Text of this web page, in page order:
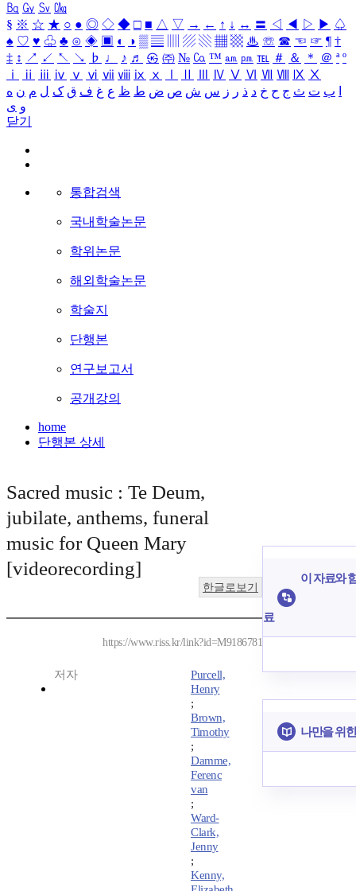
㏃ ㏉ ㏜ ㏆
§ ※ ☆ ★ ○ ● ◎ ◇ ◆ □ ■ △ ▽ → ← ↑ ↓ ↔ 〓 ◁ ◀ ▷ ▶ ♤
♠ ♡ ♥ ♧ ♣ ⊙ ◈ ▣ ◐ ◑ ▒ ▤ ▨ ▧ ▦ ▩ ♨ ☏ ☎ ☜ ☞ ¶ †
‡ ↕ ↗ ↙ ↖ ↘ ♭ ♩ ♪ ♬ ㉿ ㈜ № ㏇ ™ ㏂ ㏘ ℡ ＃ ＆ ＊ ＠ ª º
ⅰ
ⅱ ⅲ ⅳ ⅴ ⅵ ⅶ ⅷ ⅸ ⅹ Ⅳ Ⅴ Ⅵ Ⅶ Ⅷ Ⅸ Ⅹ
ب ت ث ج ح خ د ذ ر ز س ش ص ض ط ظ ع غ ف ق ک ل م ن ه
و ی
닫기
통합검색
국내학술논문
학위논문
해외학술논문
학술지
단행본
연구보고서
공개강의
home
단행본 상세
Sacred music : Te Deum,
jubilate, anthems, funeral
music for Queen Mary
[videorecording]
한글로보기
https://www.riss.kr/link?id=M9186781
저자
Purcell,
Henry
;
Brown,
Timothy
;
Damme,
Ferenc
van
;
Ward-
Clark,
Jenny
;
Kenny,
이 자료와
료
나만을 위